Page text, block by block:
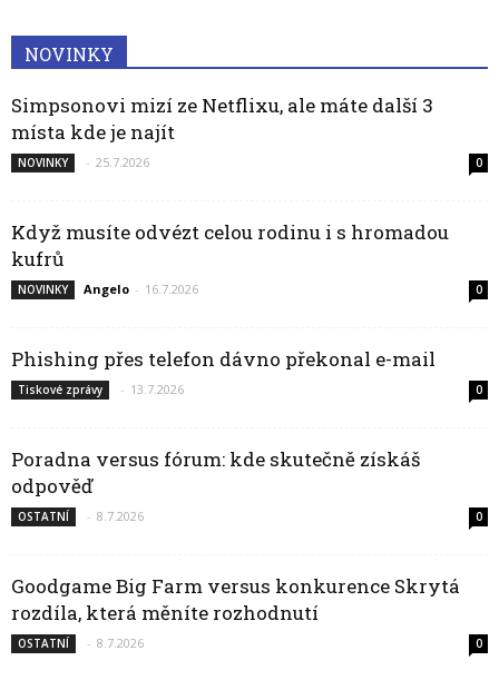
NOVINKY
Simpsonovi mizí ze Netflixu, ale máte další 3
místa kde je najít
NOVINKY - 25.7.2026 0
Když musíte odvézt celou rodinu i s hromadou
kufrů
NOVINKY Angelo - 16.7.2026 0
Phishing přes telefon dávno překonal e-mail
Tiskové zprávy - 13.7.2026 0
Poradna versus fórum: kde skutečně získáš
odpověď
OSTATNÍ - 8.7.2026 0
Goodgame Big Farm versus konkurence Skrytá
rozdíla, která měníte rozhodnutí
OSTATNÍ - 8.7.2026 0